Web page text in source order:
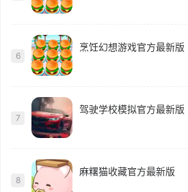
6
烹饪幻想游戏官方最新版
7
驾驶学校模拟官方最新版
8
麻糬猫收藏官方最新版